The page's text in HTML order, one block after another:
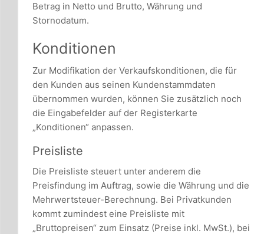
Betrag in Netto und Brutto, Währung und
Stornodatum.
Konditionen
Zur Modifikation der Verkaufskonditionen, die für
den Kunden aus seinen Kundenstammdaten
übernommen wurden, können Sie zusätzlich noch
die Eingabefelder auf der Registerkarte
„Konditionen“ anpassen.
Preisliste
Die Preisliste steuert unter anderem die
Preisfindung im Auftrag, sowie die Währung und die
Mehrwertsteuer-Berechnung. Bei Privatkunden
kommt zumindest eine Preisliste mit
„Bruttopreisen“ zum Einsatz (Preise inkl. MwSt.), bei